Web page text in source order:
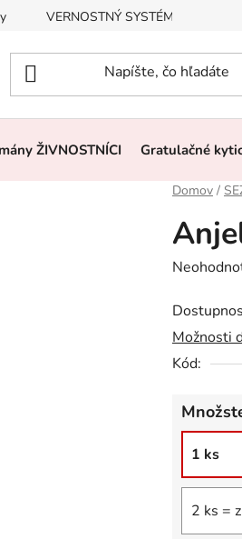
VERNOSTNÝ SYSTÉM, ZĽAVY
ŽIVNOSTNÍCI Gratulačné
Domov /
Priemerné
produktu
je
0,0
Možnosti
Kód:
1 ks
2 ks =